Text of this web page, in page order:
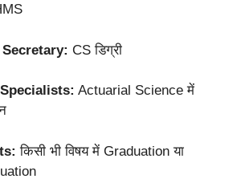
CS डिग्री
Actuarial Science में
किसी भी विषय में Graduation या